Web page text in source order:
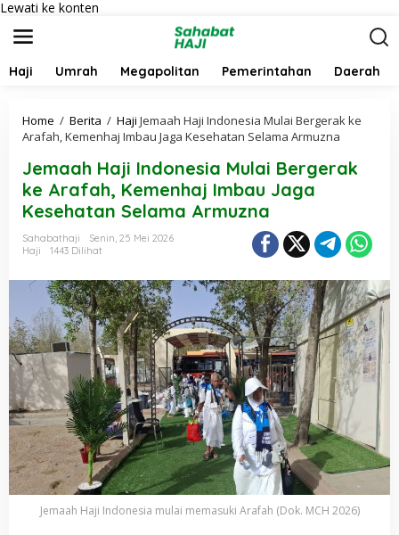
Lewati ke konten
Haji Umrah Megapolitan Pemerintahan Daerah
Home / Berita / Haji Jemaah Haji Indonesia Mulai Bergerak ke
Arafah, Kemenhaj Imbau Jaga Kesehatan Selama Armuzna
Jemaah Haji Indonesia Mulai Bergerak
ke Arafah, Kemenhaj Imbau Jaga
Kesehatan Selama Armuzna
Sahabathaji
Senin, 25 Mei 2026
Haji
1443 Dilihat
Jemaah Haji Indonesia mulai memasuki Arafah (Dok. MCH 2026)